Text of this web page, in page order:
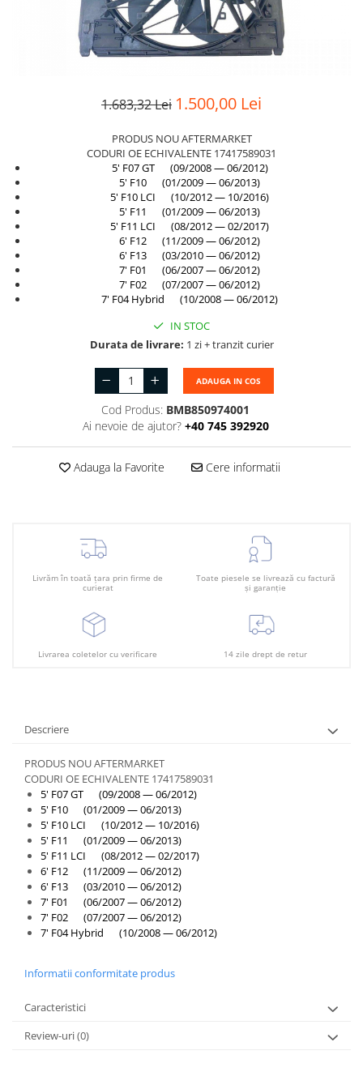
Canal racire
Capac bara
Capota spate
Carenaj roata
Deflector aer
Elemente caroserie
Inchidere aripa
Oglindă
Panou acoperire trigger
Rama radiator
Scut motor
Spălător far
Suport radiator
Traversa
Suport motor
1.683,32 Lei 1.500,00 Lei
PRODUS NOU AFTERMARKET
CODURI OE ECHIVALENTE 17417589031
5' F07 GT (09/2008 — 06/2012)
5' F10 (01/2009 — 06/2013)
5' F10 LCI (10/2012 — 10/2016)
5' F11 (01/2009 — 06/2013)
5' F11 LCI (08/2012 — 02/2017)
6' F12 (11/2009 — 06/2012)
6' F13 (03/2010 — 06/2012)
7' F01 (06/2007 — 06/2012)
7' F02 (07/2007 — 06/2012)
7' F04 Hybrid (10/2008 — 06/2012)
IN STOC
Durata de livrare: 1 zi + tranzit curier
ADAUGA IN COS
Cod Produs: BMB850974001
Ai nevoie de ajutor? +40 745 392920
Adauga la Favorite Cere informatii
Livrăm în toată țara prin firme de
curierat
Toate piesele se livrează cu factură
și garanție
Livrarea coletelor cu verificare 14 zile drept de retur
Descriere
PRODUS NOU AFTERMARKET
CODURI OE ECHIVALENTE 17417589031
5' F07 GT (09/2008 — 06/2012)
5' F10 (01/2009 — 06/2013)
5' F10 LCI (10/2012 — 10/2016)
5' F11 (01/2009 — 06/2013)
5' F11 LCI (08/2012 — 02/2017)
6' F12 (11/2009 — 06/2012)
6' F13 (03/2010 — 06/2012)
7' F01 (06/2007 — 06/2012)
7' F02 (07/2007 — 06/2012)
7' F04 Hybrid (10/2008 — 06/2012)
Informatii conformitate produs
Caracteristici
Review-uri(0)